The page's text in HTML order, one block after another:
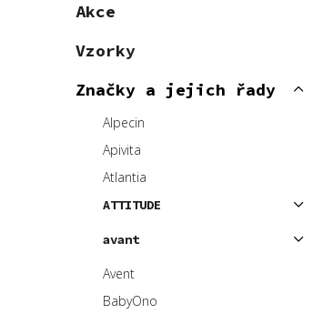
Akce
Vzorky
Značky a jejich řady
Alpecin
Apivita
Atlantia
ATTITUDE
avant
Avent
BabyOno